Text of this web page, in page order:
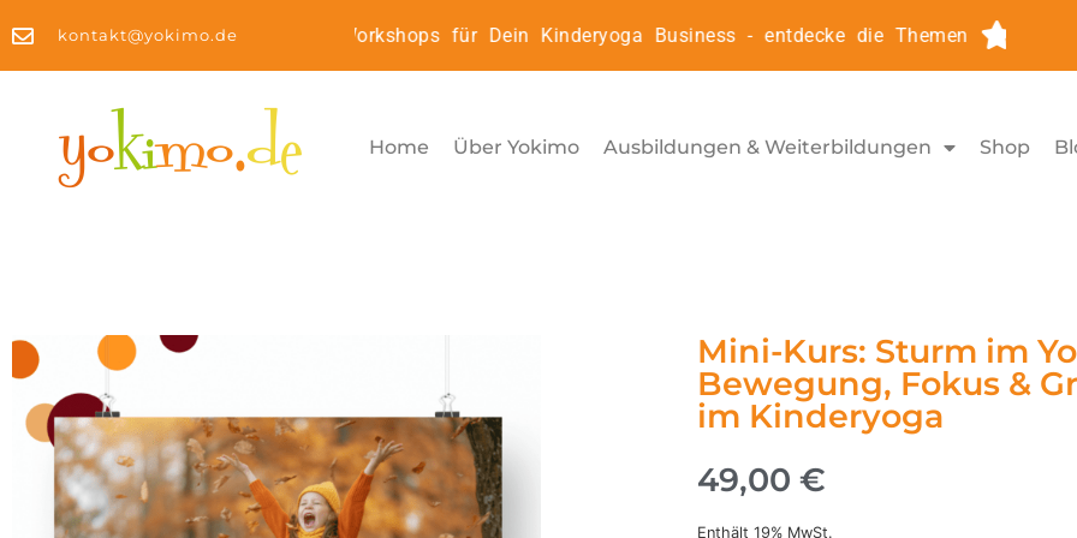
kontakt@yokimo.de
Kinderyoga2Go: Online Workshops für Dein Kinderyoga Business - entdecke die Themen
Home Über Yokimo Ausbildungen & Weiterbildungen Shop
Mini-Kurs: Sturm im
Bewegung, Fokus &
im Kinderyoga
49,00 €
Enthält 19% MwSt.